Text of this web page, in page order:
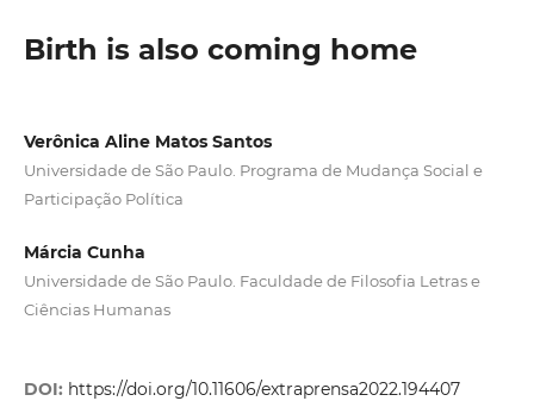
Birth is also coming home
Verônica Aline Matos Santos
Universidade de São Paulo. Programa de Mudança Social e
Participação Política
Márcia Cunha
Universidade de São Paulo. Faculdade de Filosofia Letras e
Ciências Humanas
DOI: https://doi.org/10.11606/extraprensa2022.194407